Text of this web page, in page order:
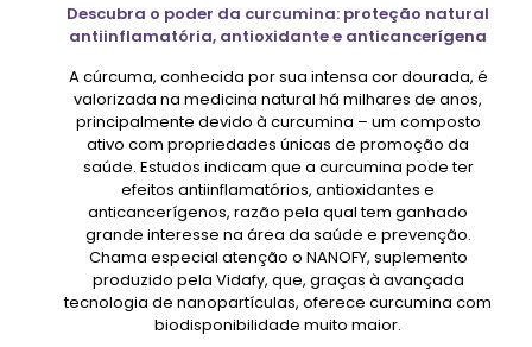
Descubra o poder da curcumina: proteção natural
antiinflamatória, antioxidante e anticancerígena
A cúrcuma, conhecida por sua intensa cor dourada, é
valorizada na medicina natural há milhares de anos,
principalmente devido à curcumina – um composto
ativo com propriedades únicas de promoção da
saúde. Estudos indicam que a curcumina pode ter
efeitos antiinflamatórios, antioxidantes e
anticancerígenos, razão pela qual tem ganhado
grande interesse na área da saúde e prevenção.
Chama especial atenção o NANOFY, suplemento
produzido pela Vidafy, que, graças à avançada
tecnologia de nanopartículas, oferece curcumina com
biodisponibilidade muito maior.